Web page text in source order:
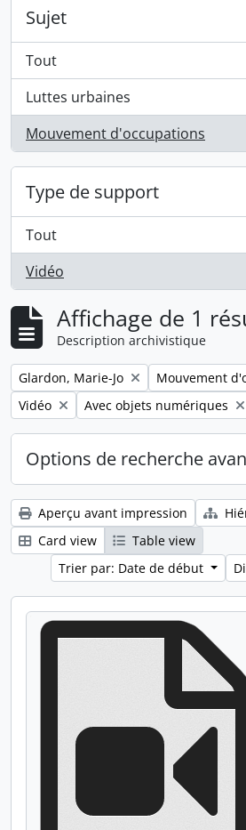
Sujet
Tout
Luttes urbaines
, 1 résultats
Mouvement d'occupations
, 1 résultats
Type de support
Tout
Vidéo
, 1 résultats
Affichage de 1
Description archivistique
Remove filter:
Glardon, Marie-Jo Remove filter:
Mouvement
Remove filter:
Vidéo Remove filter:
Avec objets numériques
Options de recherche
Aperçu avant impression
Card view
Table view
Trier par: Date de début